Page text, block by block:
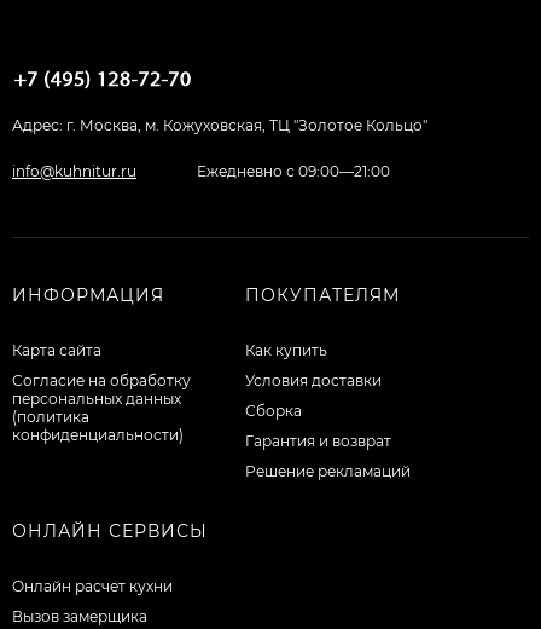
Адрес: г. Москва, м. Кожуховская, ТЦ "Золотое Кольцо"
info@kuhnitur.ru Ежедневно с 09:00—21:00
ИНФОРМАЦИЯ
Карта сайта
Согласие на обработку
персональных данных
(политика
конфиденциальности)
ПОКУПАТЕЛЯМ
Как купить
Условия доставки
Сборка
Гарантия и возврат
Решение рекламаций
ОНЛАЙН СЕРВИСЫ
Онлайн расчет кухни
Вызов замерщика